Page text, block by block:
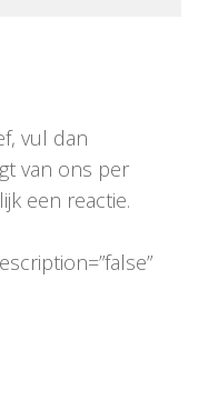
vul dan
van ons per
een reactie.